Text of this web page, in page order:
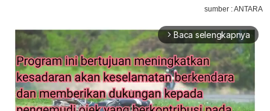
sumber : ANTARA
arrow_forward_ios Baca selengkapnya